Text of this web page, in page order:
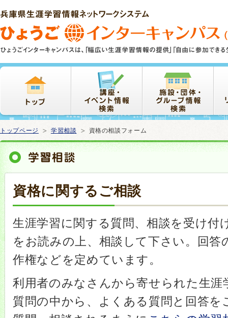
文
ま
で
ス
キ
トップページ 学習相談 資格の相談フォーム
資格に関するご相談
生涯学習に関する質問、相談を受け付
をお読みの上、相談して下さい。回答
作権などを定めています。
利用者のみなさんから寄せられた生涯
質問の中から、よくある質問と回答を